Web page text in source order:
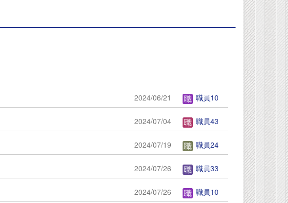
2024/06/21 職員10
2024/07/04 職員43
2024/07/19 職員24
2024/07/26 職員33
2024/07/26 職員10